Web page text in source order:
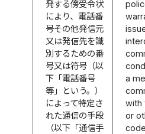
発する傍受令状
により、電話番
号その他発信元
又は発信先を識
別するための番
号又は符号（以
下「電話番号
等」という。）
によって特定さ
れた通信の手段
（以下「通信手
a
with
or